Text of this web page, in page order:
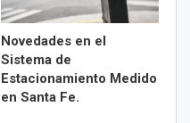
Novedades en el
Sistema de
Estacionamiento Medido
en Santa Fe.